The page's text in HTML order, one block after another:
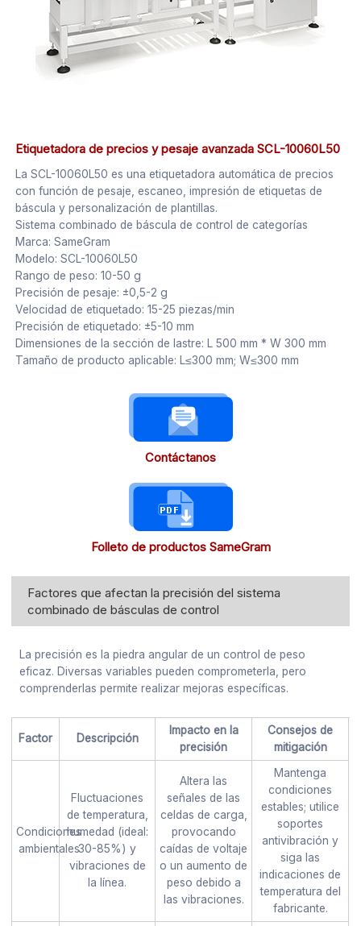
Etiquetadora de precios y pesaje avanzada SCL-10060L50
La SCL-10060L50 es una etiquetadora automática de precios
con función de pesaje, escaneo, impresión de etiquetas de
báscula y personalización de plantillas.
Sistema combinado de báscula de control de categorías
Marca: SameGram
Modelo: SCL-10060L50
Rango de peso: 10-50 g
Precisión de pesaje: ±0,5-2 g
Velocidad de etiquetado: 15-25 piezas/min
Precisión de etiquetado: ±5-10 mm
Dimensiones de la sección de lastre: L 500 mm * W 300 mm
Tamaño de producto aplicable: L≤300 mm; W≤300 mm
Contáctanos
Folleto de productos SameGram
Factores que afectan la precisión del sistema
combinado de básculas de control
La precisión es la piedra angular de un control de peso
eficaz. Diversas variables pueden comprometerla, pero
comprenderlas permite realizar mejoras específicas.
Factor Descripción
Impacto en la
precisión
Consejos de
mitigación
Condiciones
ambientales
Fluctuaciones
de temperatura,
humedad (ideal:
30-85%) y
vibraciones de
la línea.
Altera las
señales de las
celdas de carga,
provocando
caídas de voltaje
o un aumento de
peso debido a
las vibraciones.
Mantenga
condiciones
estables; utilice
soportes
antivibración y
siga las
indicaciones de
temperatura del
fabricante.